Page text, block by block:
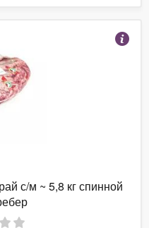
с/м ~ 5,8 кг спинной